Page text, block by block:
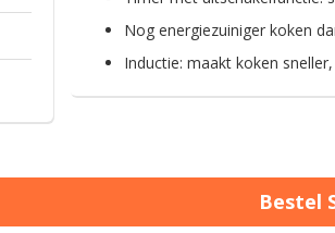
Nog energiezuiniger koken
Inductie: maakt koken
Bestel